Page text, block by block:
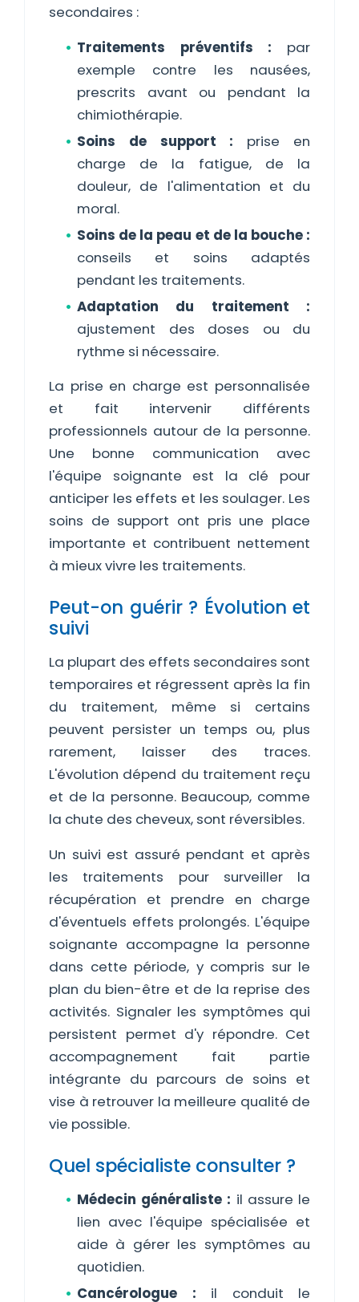
secondaires :
Traitements préventifs : par
exemple contre les nausées,
prescrits avant ou pendant la
chimiothérapie.
Soins de support : prise en
charge de la fatigue, de la
douleur, de l'alimentation et du
moral.
Soins de la peau et de la bouche :
conseils et soins adaptés
pendant les traitements.
Adaptation du traitement :
ajustement des doses ou du
rythme si nécessaire.
La prise en charge est personnalisée
et fait intervenir différents
professionnels autour de la personne.
Une bonne communication avec
l'équipe soignante est la clé pour
anticiper les effets et les soulager. Les
soins de support ont pris une place
importante et contribuent nettement
à mieux vivre les traitements.
Peut-on guérir ? Évolution et
suivi
La plupart des effets secondaires sont
temporaires et régressent après la fin
du traitement, même si certains
peuvent persister un temps ou, plus
rarement, laisser des traces.
L'évolution dépend du traitement reçu
et de la personne. Beaucoup, comme
la chute des cheveux, sont réversibles.
Un suivi est assuré pendant et après
les traitements pour surveiller la
récupération et prendre en charge
d'éventuels effets prolongés. L'équipe
soignante accompagne la personne
dans cette période, y compris sur le
plan du bien-être et de la reprise des
activités. Signaler les symptômes qui
persistent permet d'y répondre. Cet
accompagnement fait partie
intégrante du parcours de soins et
vise à retrouver la meilleure qualité de
vie possible.
Quel spécialiste consulter ?
Médecin généraliste : il assure le
lien avec l'équipe spécialisée et
aide à gérer les symptômes au
quotidien.
Cancérologue : il conduit le